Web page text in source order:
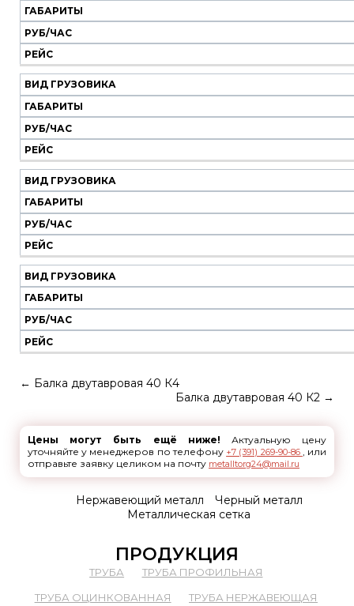
ГАБАРИТЫ
РУБ/ЧАС
РЕЙС
ВИД ГРУЗОВИКА
ГАБАРИТЫ
РУБ/ЧАС
РЕЙС
ВИД ГРУЗОВИКА
ГАБАРИТЫ
РУБ/ЧАС
РЕЙС
ВИД ГРУЗОВИКА
ГАБАРИТЫ
РУБ/ЧАС
РЕЙС
← Балка двутавровая 40 К4
Балка двутавровая 40 К2 →
Цены могут быть ещё ниже! Актуальную цену
уточняйте у менеджеров по телефону +7 (391) 269-90-86 , или
отправьте заявку целиком на почту metalltorg24@mail.ru
Нержавеющий металл
Черный металл
Металлическая сетка
ПРОДУКЦИЯ
ТРУБА
ТРУБА ПРОФИЛЬНАЯ
ТРУБА ОЦИНКОВАННАЯ
ТРУБА НЕРЖАВЕЮЩАЯ